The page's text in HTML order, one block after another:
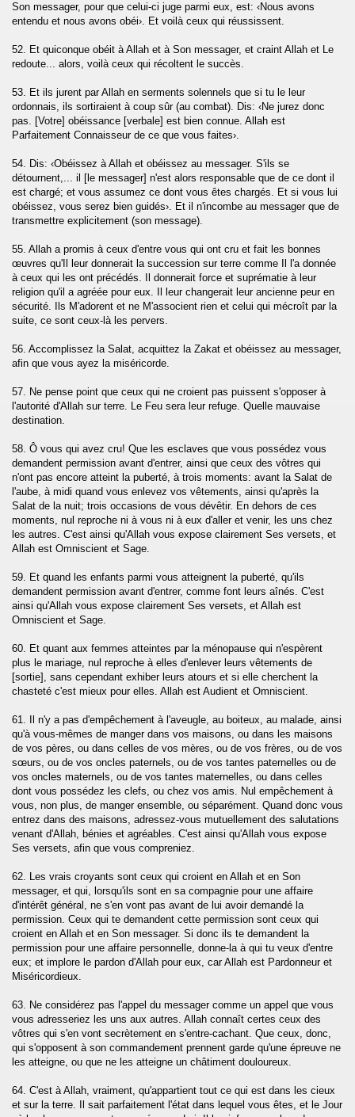
Son messager, pour que celui-ci juge parmi eux, est: ‹Nous avons
entendu et nous avons obéi›. Et voilà ceux qui réussissent.
52. Et quiconque obéit à Allah et à Son messager, et craint Allah et Le
redoute... alors, voilà ceux qui récoltent le succès.
53. Et ils jurent par Allah en serments solennels que si tu le leur
ordonnais, ils sortiraient à coup sûr (au combat). Dis: ‹Ne jurez donc
pas. [Votre] obéissance [verbale] est bien connue. Allah est
Parfaitement Connaisseur de ce que vous faites›.
54. Dis: ‹Obéissez à Allah et obéissez au messager. S'ils se
détournent,... il [le messager] n'est alors responsable que de ce dont il
est chargé; et vous assumez ce dont vous êtes chargés. Et si vous lui
obéissez, vous serez bien guidés›. Et il n'incombe au messager que de
transmettre explicitement (son message).
55. Allah a promis à ceux d'entre vous qui ont cru et fait les bonnes
œuvres qu'Il leur donnerait la succession sur terre comme Il l'a donnée
à ceux qui les ont précédés. Il donnerait force et suprématie à leur
religion qu'il a agréée pour eux. Il leur changerait leur ancienne peur en
sécurité. Ils M'adorent et ne M'associent rien et celui qui mécroît par la
suite, ce sont ceux-là les pervers.
56. Accomplissez la Salat, acquittez la Zakat et obéissez au messager,
afin que vous ayez la miséricorde.
57. Ne pense point que ceux qui ne croient pas puissent s'opposer à
l'autorité d'Allah sur terre. Le Feu sera leur refuge. Quelle mauvaise
destination.
58. Ô vous qui avez cru! Que les esclaves que vous possédez vous
demandent permission avant d'entrer, ainsi que ceux des vôtres qui
n'ont pas encore atteint la puberté, à trois moments: avant la Salat de
l'aube, à midi quand vous enlevez vos vêtements, ainsi qu'après la
Salat de la nuit; trois occasions de vous dévêtir. En dehors de ces
moments, nul reproche ni à vous ni à eux d'aller et venir, les uns chez
les autres. C'est ainsi qu'Allah vous expose clairement Ses versets, et
Allah est Omniscient et Sage.
59. Et quand les enfants parmi vous atteignent la puberté, qu'ils
demandent permission avant d'entrer, comme font leurs aînés. C'est
ainsi qu'Allah vous expose clairement Ses versets, et Allah est
Omniscient et Sage.
60. Et quant aux femmes atteintes par la ménopause qui n'espèrent
plus le mariage, nul reproche à elles d'enlever leurs vêtements de
[sortie], sans cependant exhiber leurs atours et si elle cherchent la
chasteté c'est mieux pour elles. Allah est Audient et Omniscient.
61. Il n'y a pas d'empêchement à l'aveugle, au boiteux, au malade, ainsi
qu'à vous-mêmes de manger dans vos maisons, ou dans les maisons
de vos pères, ou dans celles de vos mères, ou de vos frères, ou de vos
sœurs, ou de vos oncles paternels, ou de vos tantes paternelles ou de
vos oncles maternels, ou de vos tantes maternelles, ou dans celles
dont vous possédez les clefs, ou chez vos amis. Nul empêchement à
vous, non plus, de manger ensemble, ou séparément. Quand donc vous
entrez dans des maisons, adressez-vous mutuellement des salutations
venant d'Allah, bénies et agréables. C'est ainsi qu'Allah vous expose
Ses versets, afin que vous compreniez.
62. Les vrais croyants sont ceux qui croient en Allah et en Son
messager, et qui, lorsqu'ils sont en sa compagnie pour une affaire
d'intérêt général, ne s'en vont pas avant de lui avoir demandé la
permission. Ceux qui te demandent cette permission sont ceux qui
croient en Allah et en Son messager. Si donc ils te demandent la
permission pour une affaire personnelle, donne-la à qui tu veux d'entre
eux; et implore le pardon d'Allah pour eux, car Allah est Pardonneur et
Miséricordieux.
63. Ne considérez pas l'appel du messager comme un appel que vous
vous adresseriez les uns aux autres. Allah connaît certes ceux des
vôtres qui s'en vont secrètement en s'entre-cachant. Que ceux, donc,
qui s'opposent à son commandement prennent garde qu'une épreuve ne
les atteigne, ou que ne les atteigne un châtiment douloureux.
64. C'est à Allah, vraiment, qu'appartient tout ce qui est dans les cieux
et sur la terre. Il sait parfaitement l'état dans lequel vous êtes, et le Jour
(At-Takatur)
(Al-Humazah)
Falaq)